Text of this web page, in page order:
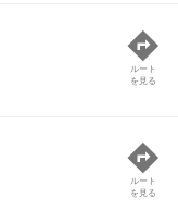
ルート
を見る
ルート
を見る